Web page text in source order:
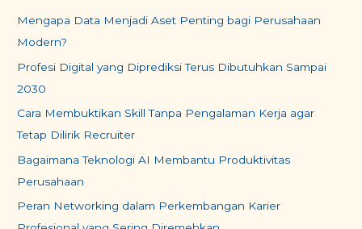
Mengapa Data Menjadi Aset Penting bagi Perusahaan
Modern?
Profesi Digital yang Diprediksi Terus Dibutuhkan Sampai
2030
Cara Membuktikan Skill Tanpa Pengalaman Kerja agar
Tetap Dilirik Recruiter
Bagaimana Teknologi AI Membantu Produktivitas
Perusahaan
Peran Networking dalam Perkembangan Karier